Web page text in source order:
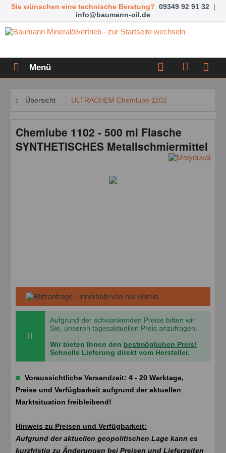
Sie wünschen eine technische Beratung? 09349 92 91 32 |
info@baumann-oil.de
Menü
Übersicht ULTRACHEM Chemlube 1102
Chemlube 1102 - 500 ml Flasche
SYNTHETISCHES Metallschmiermittel
Aufgrund der schwankenden Preise bitten wir
Sie, unseren tagesaktuellen Preis anzufragen.
Wir bieten Ihnen den bestmöglichen Preis!
Schnelle Lieferung direkt vom Hersteller.
Voraussichtliche Versandzeit: 4 - 20 Werktage,
Preise und Verfügbarkeit aufgrund der aktuellen
Marktsituation freibleibend!
Hinweis zu Preisen und Verfügbarkeit:
Aufgrund der aktuellen geopolitischen Lage kann es
kurzfristig zu Änderungen bei Preisen und Lieferzeiten